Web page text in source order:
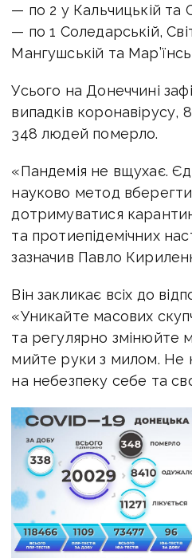
— по 2 у Кальчицькій та
— по 1 Соледарській,
Мангушській та
Усього на Донеччині
випадків коронавірусу,
348 людей померло.
«Пандемія не вщухає.
науково метод
дотримуватися
та протиепідемічних
зазначив Павло
Він закликає всіх до
«Уникайте масових
та регулярно змінюйте
мийте руки з милом. Не
на небезпеку себе та